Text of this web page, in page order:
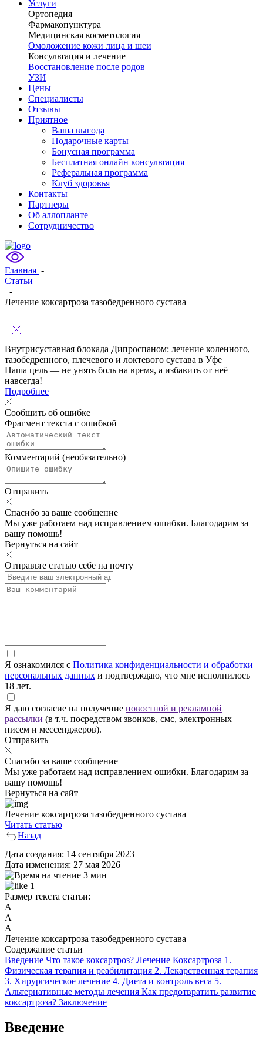
Услуги
Ортопедия
Фармакопунктура
Медицинская косметология
Омоложение кожи лица и шеи
Консультация и лечение
Восстановление после родов
УЗИ
Цены
Специалисты
Отзывы
Приятное
Ваша выгода
Подарочные карты
Бонусная программа
Бесплатная онлайн консультация
Реферальная программа
Клуб здоровья
Контакты
Партнеры
Об аллопланте
Сотрудничество
Главная -
Статьи
-
Лечение коксартроза тазобедренного сустава
Внутрисуставная блокада Дипроспаном: лечение коленного,
тазобедренного, плечевого и локтевого сустава в Уфе
Наша цель — не унять боль на время, а избавить от неё
навсегда!
Подробнее
Сообщить об ошибке
Фрагмент текста с ошибкой
Комментарий (необязательно)
Отправить
Спасибо за ваше сообщение
Мы уже работаем над исправлением ошибки. Благодарим за
вашу помощь!
Вернуться на сайт
Отправьте статью себе на почту
Я ознакомился с Политика конфиденциальности и обработки
персональных данных и подтверждаю, что мне исполнилось
18 лет.
Я даю согласие на получение новостной и рекламной
рассылки (в т.ч. посредством звонков, смс, электронных
писем и мессенджеров).
Отправить
Спасибо за ваше сообщение
Мы уже работаем над исправлением ошибки. Благодарим за
вашу помощь!
Вернуться на сайт
Лечение коксартроза тазобедренного сустава
Читать статью
Назад
Дата создания: 14 сентября 2023
Дата изменения: 27 мая 2026
3 мин
1
Размер текста статьи:
А
А
А
Лечение коксартроза тазобедренного сустава
Содержание статьи
Введение Что такое коксартроз? Лечение Коксартроза 1.
Физическая терапия и реабилитация 2. Лекарственная терапия
3. Хирургическое лечение 4. Диета и контроль веса 5.
Альтернативные методы лечения Как предотвратить развитие
коксартроза? Заключение
Введение